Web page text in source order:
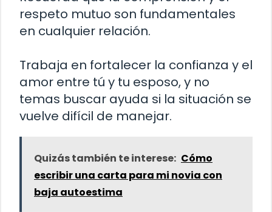
respeto mutuo son fundamentales
en cualquier relación.
Trabaja en fortalecer la confianza y el
amor entre tú y tu esposo, y no
temas buscar ayuda si la situación se
vuelve difícil de manejar.
Quizás también te interese: Cómo
escribir una carta para mi novia con
baja autoestima